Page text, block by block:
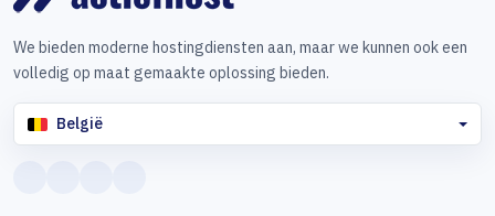
We bieden moderne hostingdiensten aan, maar we kunnen ook een
volledig op maat gemaakte oplossing bieden.
België